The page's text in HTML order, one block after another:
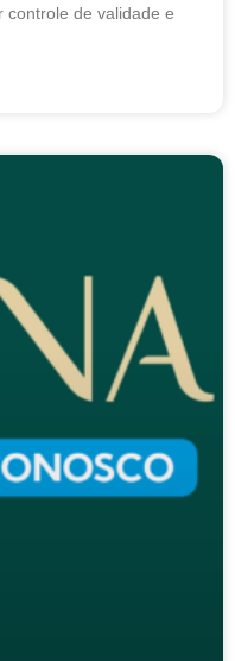
controle de validade e